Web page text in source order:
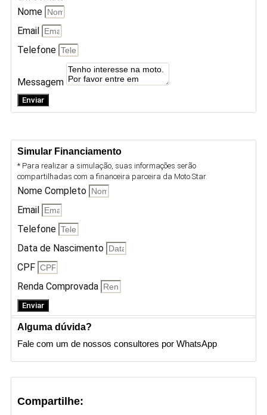
Nome
Email
Telefone
Messagem
Enviar
Simular Financiamento
* Para realizar a simulação, suas informações serão
compartilhadas com a financeira parceira da Moto Star.
Nome Completo
Email
Telefone
Data de Nascimento
CPF
Renda Comprovada
Enviar
Alguma dúvida?
Fale com um de nossos consultores por WhatsApp
Compartilhe: